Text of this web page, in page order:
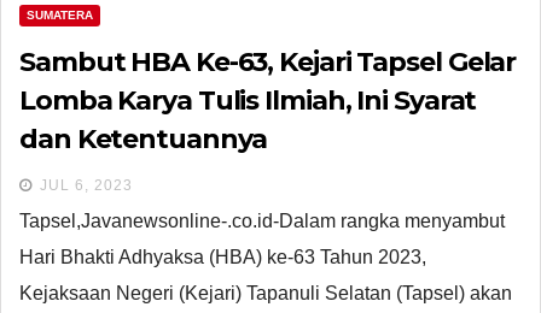
SUMATERA
Sambut HBA Ke-63, Kejari Tapsel Gelar
Lomba Karya Tulis Ilmiah, Ini Syarat
dan Ketentuannya
JUL 6, 2023
Tapsel,Javanewsonline-.co.id-Dalam rangka menyambut
Hari Bhakti Adhyaksa (HBA) ke-63 Tahun 2023,
Kejaksaan Negeri (Kejari) Tapanuli Selatan (Tapsel) akan